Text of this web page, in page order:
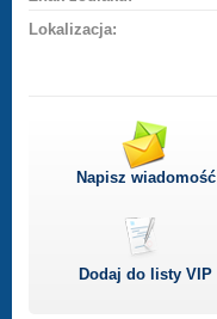
Lokalizacja:
Napisz wiadomość
Dodaj do listyVIP